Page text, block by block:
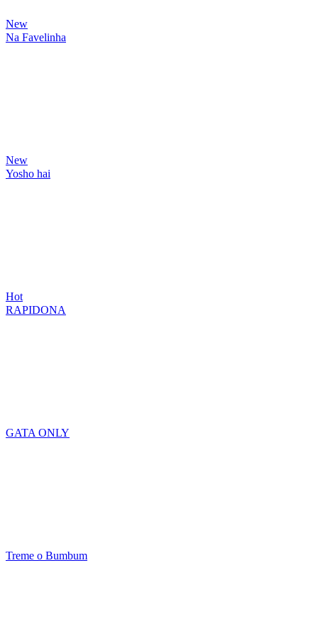
New
Na Favelinha
New
Yosho hai
Hot
RAPIDONA
GATA ONLY
Treme o Bumbum